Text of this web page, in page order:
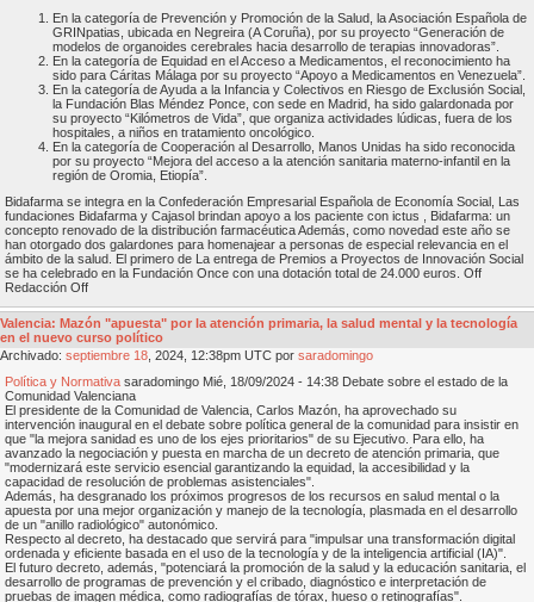
En la categoría de Prevención y Promoción de la Salud, la Asociación Española de
GRINpatias, ubicada en Negreira (A Coruña), por su proyecto “Generación de
modelos de organoides cerebrales hacia desarrollo de terapias innovadoras”.
En la categoría de Equidad en el Acceso a Medicamentos, el reconocimiento ha
sido para Cáritas Málaga por su proyecto “Apoyo a Medicamentos en Venezuela”.
En la categoría de Ayuda a la Infancia y Colectivos en Riesgo de Exclusión Social,
la Fundación Blas Méndez Ponce, con sede en Madrid, ha sido galardonada por
su proyecto “Kilómetros de Vida”, que organiza actividades lúdicas, fuera de los
hospitales, a niños en tratamiento oncológico.
En la categoría de Cooperación al Desarrollo, Manos Unidas ha sido reconocida
por su proyecto “Mejora del acceso a la atención sanitaria materno-infantil en la
región de Oromia, Etiopía”.
Bidafarma se integra en la Confederación Empresarial Española de Economía Social, Las
fundaciones Bidafarma y Cajasol brindan apoyo a los paciente con ictus , Bidafarma: un
concepto renovado de la distribución farmacéutica Además, como novedad este año se
han otorgado dos galardones para homenajear a personas de especial relevancia en el
ámbito de la salud. El primero de La entrega de Premios a Proyectos de Innovación Social
se ha celebrado en la Fundación Once con una dotación total de 24.000 euros. Off
Redacción Off
Valencia: Mazón "apuesta" por la atención primaria, la salud mental y la tecnología
en el nuevo curso político
Archivado: septiembre 18 , 2024, 12:38pm UTC por saradomingo
Política y Normativa saradomingo Mié, 18/09/2024 - 14:38 Debate sobre el estado de la
Comunidad Valenciana
El presidente de la Comunidad de Valencia, Carlos Mazón, ha aprovechado su
intervención inaugural en el debate sobre política general de la comunidad para insistir en
que "la mejora sanidad es uno de los ejes prioritarios" de su Ejecutivo. Para ello, ha
avanzado la negociación y puesta en marcha de un decreto de atención primaria, que
"modernizará este servicio esencial garantizando la equidad, la accesibilidad y la
capacidad de resolución de problemas asistenciales".
Además, ha desgranado los próximos progresos de los recursos en salud mental o la
apuesta por una mejor organización y manejo de la tecnología, plasmada en el desarrollo
de un "anillo radiológico" autonómico.
Respecto al decreto, ha destacado que servirá para "impulsar una transformación digital
ordenada y eficiente basada en el uso de la tecnología y de la inteligencia artificial (IA)".
El futuro decreto, además, "potenciará la promoción de la salud y la educación sanitaria, el
desarrollo de programas de prevención y el cribado, diagnóstico e interpretación de
pruebas de imagen médica, como radiografías de tórax, hueso o retinografías".